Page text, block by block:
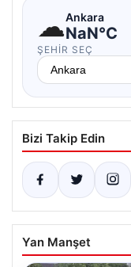
☁Ankara
NaN°C
ŞEHIR SEÇ
Bizi Takip Edin
Yan Manşet